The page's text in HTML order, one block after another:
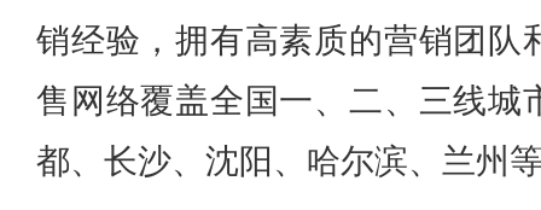
销经验，拥有高素质的营销团队
售网络覆盖全国一、二、三线城
都、长沙、沈阳、哈尔滨、兰州